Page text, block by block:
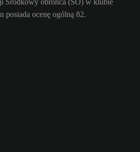
Środkowy obrońca (ŚO) w klubie
posiada ocenę ogólną 82.